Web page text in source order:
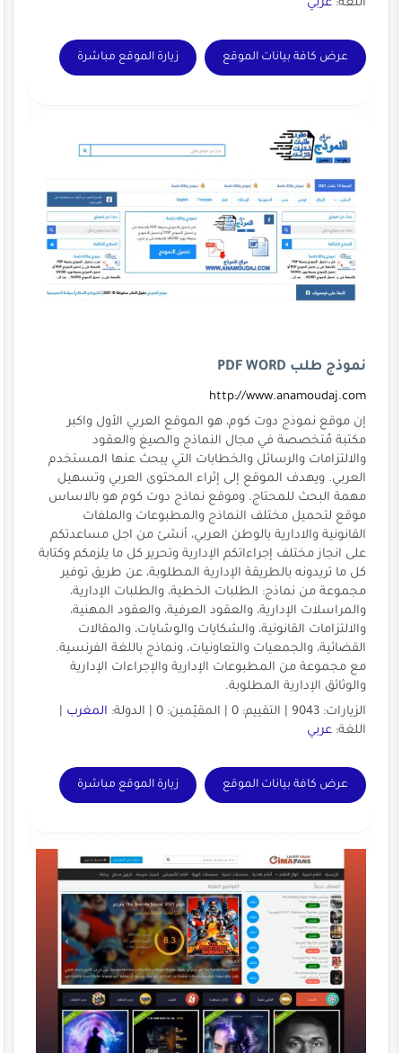
اللغة: عربي
عرض كافة بيانات الموقع زيارة الموقع مباشرة
نموذج طلب PDF WORD
http://www.anamoudaj.com
إن موقع نموذج دوت كوم، هو الموقع العربي الأول واكبر
مكتبة مُتخصصة في مجال النماذج والصيغ والعقود
والالتزامات والرسائل والخطابات التي يبحث عنها المستخدم
العربي. ويهدف الموقع إلى إثراء المحتوى العربي وتسهيل
مهمة البحث للمحتاج. وموقع نماذج دوت كوم هو بالاساس
موقع لتحميل مختلف النماذج والمطبوعات والملفات
القانونية والادارية بالوطن العربي، أنشئ من اجل مساعدتكم
على انجاز مختلف إجراءاتكم الإدارية وتحرير كل ما يلزمكم وكتابة
كل ما تريدونه بالطريقة الإدارية المطلوبة، عن طريق توفير
مجموعة من نماذج: الطلبات الخطية، والطلبات الإدارية،
والمراسلات الإدارية، والعقود العرفية، والعقود المهنية،
والالتزامات القانونية، والشكايات والوشايات، والمقالات
القضائية، والجمعيات والتعاونيات، ونماذج باللغة الفرنسية.
مع مجموعة من المطبوعات الإدارية والإجراءات الإدارية
والوثائق الإدارية المطلوبة.
الزيارات: 9043 | التقييم: 0 | المقيّمين: 0 | الدولة:
المغرب|
اللغة: عربي
عرض كافة بيانات الموقع زيارة الموقع مباشرة